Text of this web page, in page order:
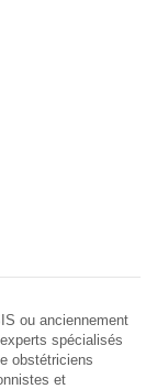
ou anciennement
spécialisés
obstétriciens
et